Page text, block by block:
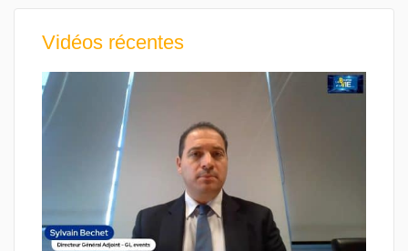
Vidéos récentes